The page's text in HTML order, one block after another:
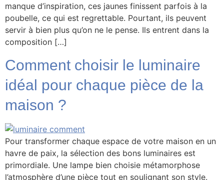
manque d’inspiration, ces jaunes finissent parfois à la
poubelle, ce qui est regrettable. Pourtant, ils peuvent
servir à bien plus qu’on ne le pense. Ils entrent dans la
composition […]
Comment choisir le luminaire
idéal pour chaque pièce de la
maison ?
Pour transformer chaque espace de votre maison en un
havre de paix, la sélection des bons luminaires est
primordiale. Une lampe bien choisie métamorphose
l’atmosphère d’une pièce tout en soulignant son style.